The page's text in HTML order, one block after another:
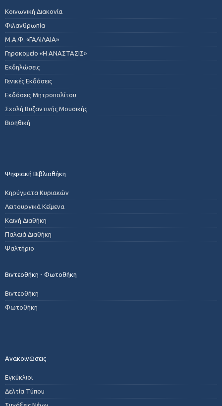
Κοινωνική Διακονία
Φιλανθρωπία
Μ.Α.Φ. «ΓΑΛΙΛΑΙΑ»
Γηροκομείο «Η ΑΝΑΣΤΑΣΙΣ»
Εκδηλώσεις
Γενικές Εκδόσεις
Εκδόσεις Μητροπολίτου
Σχολή Βυζαντινής Μουσικής
Βιοηθική
Ψηφιακή Βιβλιοθήκη
Κηρύγματα Κυριακών
Λειτουργικά Κείμενα
Καινή Διαθήκη
Παλαιά Διαθήκη
Ψαλτήριο
Βιντεοθήκη - Φωτοθήκη
Βιντεοθήκη
Φωτοθήκη
Ανακοινώσεις
Εγκύκλιοι
Δελτία Τύπου